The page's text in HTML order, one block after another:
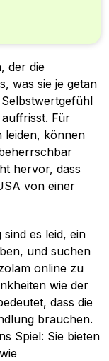
der die
was sie je getan
Für
leiden, können
hervor, dass
von einer
es leid, ein
und suchen
online zu
wie der
dass die
brauchen.
Spiel: Sie bieten